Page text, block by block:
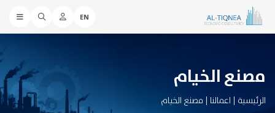
EN
مصنع الخیام
الرئيسية | اعمالنا | مصنع الخیام